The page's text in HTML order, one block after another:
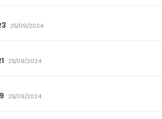
25/09/2024
25/09/2024
25/09/2024